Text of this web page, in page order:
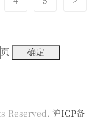
页
Reserved. 沪ICP备